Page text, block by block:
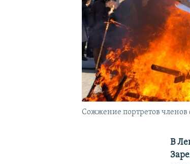
Сожжение портретов членов
В